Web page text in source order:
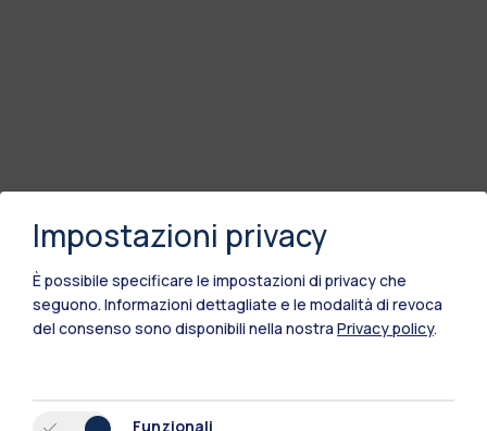
Impostazioni privacy
È possibile specificare le impostazioni di privacy che
seguono. Informazioni dettagliate e le modalità di revoca
del consenso sono disponibili nella nostra Privacy policy.
Funzionali